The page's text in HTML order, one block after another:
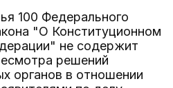
100 Федерального
"О Конституционном
не содержит
решений
органов в отношении